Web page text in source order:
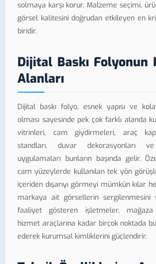
solmaya karşı korur. Malzeme seçimi,
görsel kalitesini doğrudan etkileyen en
biridir.
Dijital Baskı Folyonun
Alanları
Dijital baskı folyo, esnek yapısı ve
olması sayesinde pek çok farklı alanda
vitrinleri, cam giydirmeleri, araç
standları, duvar dekorasyonları
uygulamaları bunların başında gelir.
cam yüzeylerde kullanılan tek yön
içeriden dışarıyı görmeyi mümkün kılar
markaya ait görsellerin sergilenmesini
faaliyet gösteren işletmeler, mağaza
hizmet araçlarına kadar birçok noktada
ederek kurumsal kimliklerini güçlendirir.